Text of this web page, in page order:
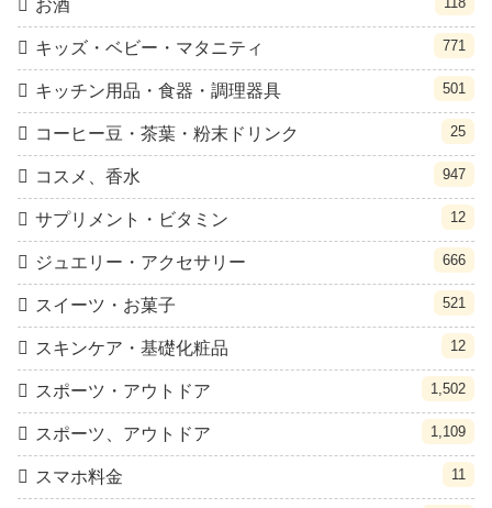
お酒
キッズ・ベビー・マタニティ 771
キッチン用品・食器・調理器具 501
コーヒー豆・茶葉・粉末ドリンク 25
コスメ、香水 947
サプリメント・ビタミン 12
ジュエリー・アクセサリー 666
スイーツ・お菓子 521
スキンケア・基礎化粧品 12
スポーツ・アウトドア 1,502
スポーツ、アウトドア 1,109
スマホ料金 11